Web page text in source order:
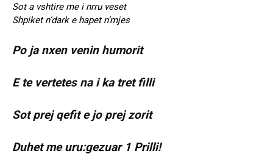
Sot a vshtire me i nrru veset
Shpiket n’dark e hapet n’mjes
Po ja nxen venin humorit
E te vertetes na i ka tret filli
Sot prej qefit e jo prej zorit
Duhet me uru:gezuar 1 Prilli!